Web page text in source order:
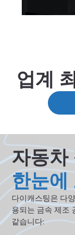
업계
자동차
한눈에
다이캐스팅은 다
용되는 금속 제조
같습니다: